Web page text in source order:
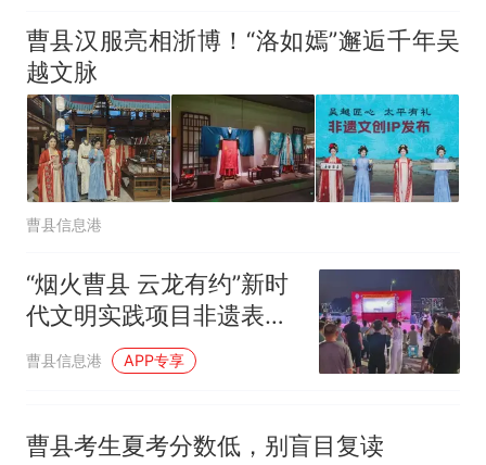
曹县汉服亮相浙博！“洛如嫣”邂逅千年吴
越文脉
曹县信息港
“烟火曹县 云龙有约”新时
代文明实践项目非遗表演
专场精彩上演
曹县信息港 APP专享
曹县考生夏考分数低，别盲目复读